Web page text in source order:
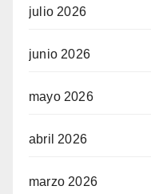
julio 2026
junio 2026
mayo 2026
abril 2026
marzo 2026